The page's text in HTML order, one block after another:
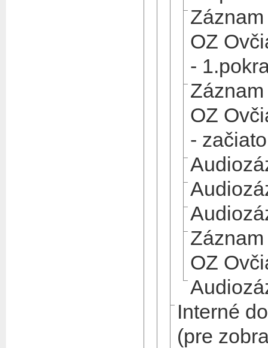
OZ
-
OZ
-
OZ
Interné
(pre